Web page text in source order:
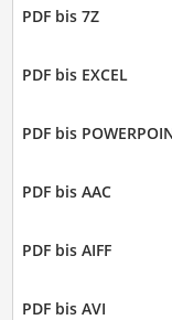
PDF bis 7Z
PDF bis EXCEL
PDF bis
PDF bis AAC
PDF bis AIFF
PDF bis AVI